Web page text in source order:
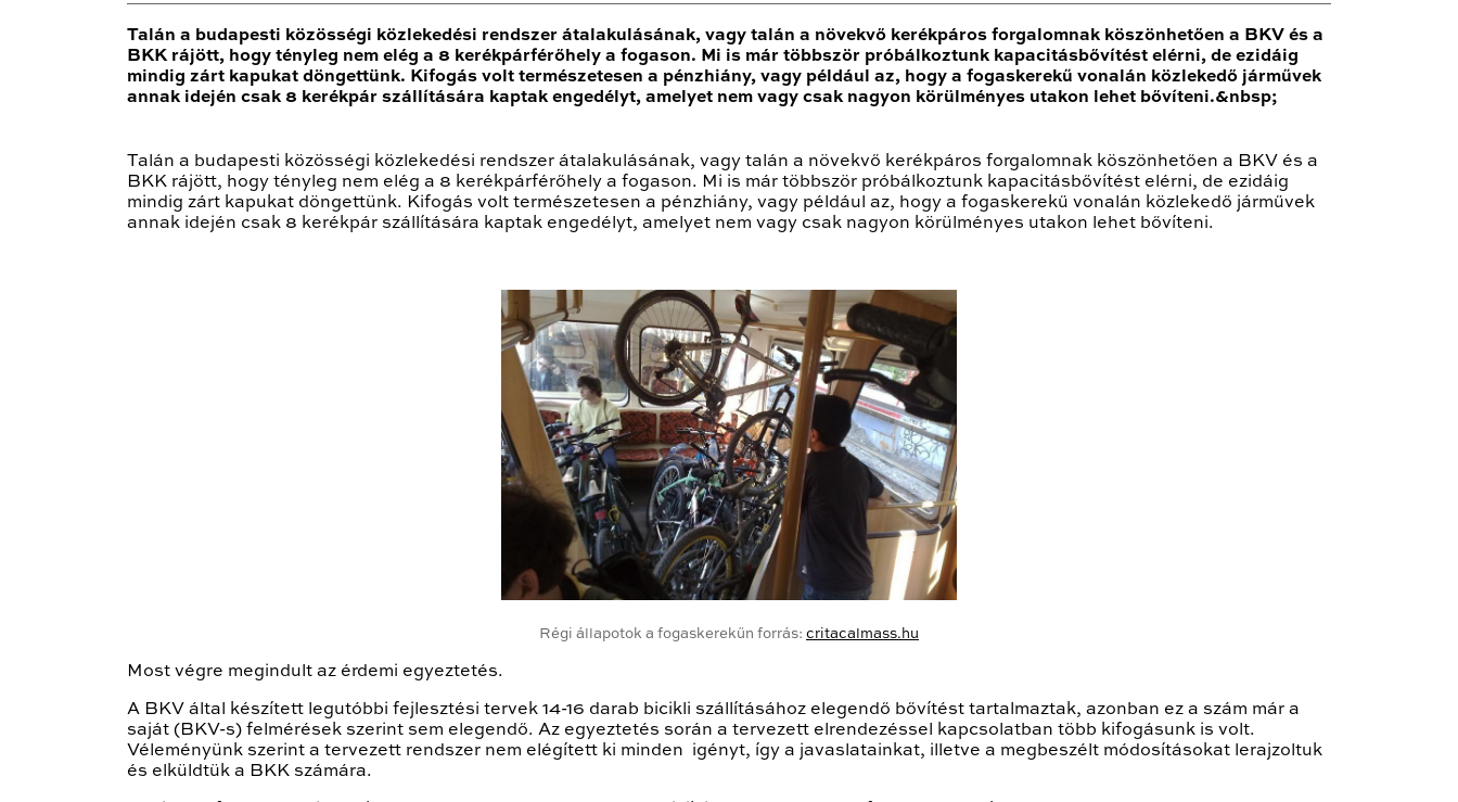
Talán a budapesti közösségi közlekedési rendszer átalakulásának, vagy talán a növekvő kerékpáros forgalomnak köszönhetően a BKV és a
BKK rájött, hogy tényleg nem elég a 8 kerékpárférőhely a fogason. Mi is már többször próbálkoztunk kapacitásbővítést elérni, de ezidáig
mindig zárt kapukat döngettünk. Kifogás volt természetesen a pénzhiány, vagy például az, hogy a fogaskerekű vonalán közlekedő járművek
annak idején csak 8 kerékpár szállítására kaptak engedélyt, amelyet nem vagy csak nagyon körülményes utakon lehet bővíteni.&nbsp;
Talán a budapesti közösségi közlekedési rendszer átalakulásának, vagy talán a növekvő kerékpáros forgalomnak köszönhetően a BKV és a
BKK rájött, hogy tényleg nem elég a 8 kerékpárférőhely a fogason. Mi is már többször próbálkoztunk kapacitásbővítést elérni, de ezidáig
mindig zárt kapukat döngettünk. Kifogás volt természetesen a pénzhiány, vagy például az, hogy a fogaskerekű vonalán közlekedő járművek
annak idején csak 8 kerékpár szállítására kaptak engedélyt, amelyet nem vagy csak nagyon körülményes utakon lehet bővíteni.
Régi állapotok a fogaskerekűn forrás: critacalmass.hu
Most végre megindult az érdemi egyeztetés.
A BKV által készített legutóbbi fejlesztési tervek 14-16 darab bicikli szállításához elegendő bővítést tartalmaztak, azonban ez a szám már a
saját (BKV-s) felmérések szerint sem elegendő. Az egyeztetés során a tervezett elrendezéssel kapcsolatban több kifogásunk is volt.
Véleményünk szerint a tervezett rendszer nem elégített ki minden igényt, így a javaslatainkat, illetve a megbeszélt módosításokat lerajzoltuk
és elküldtük a BKK számára.